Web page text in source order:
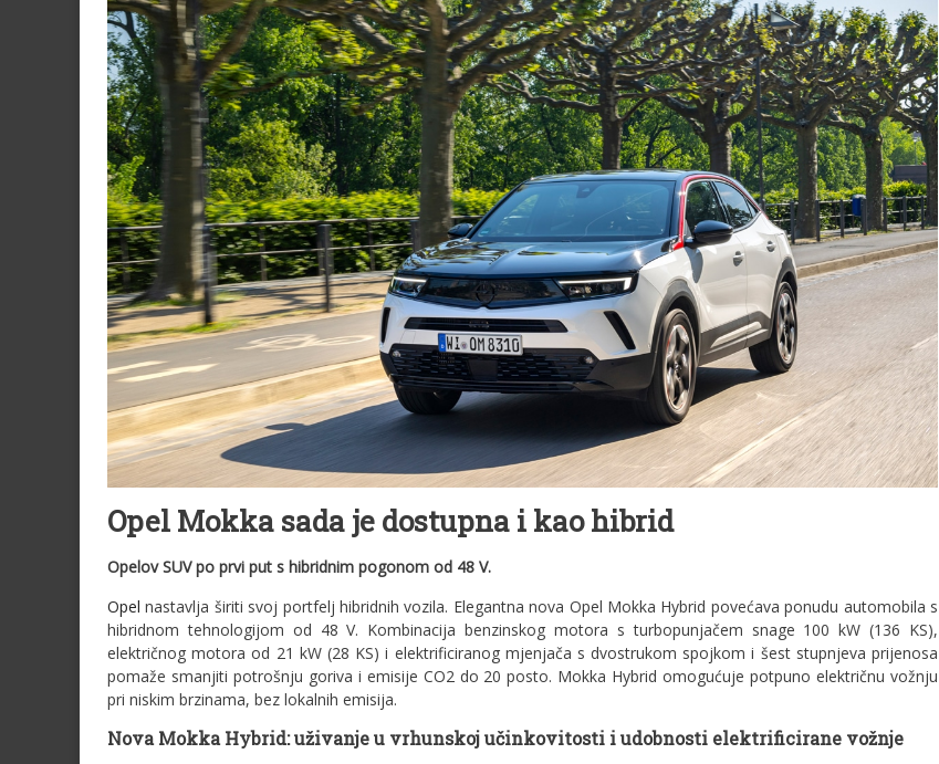
Opel Mokka sada je dostupna i kao hibrid
Opelov SUV po prvi put s hibridnim pogonom od 48 V.
Opel nastavlja širiti svoj portfelj hibridnih vozila. Elegantna nova Opel Mokka Hybrid povećava ponudu automobila s
hibridnom tehnologijom od 48 V. Kombinacija benzinskog motora s turbopunjačem snage 100 kW (136 KS),
električnog motora od 21 kW (28 KS) i elektrificiranog mjenjača s dvostrukom spojkom i šest stupnjeva prijenosa
pomaže smanjiti potrošnju goriva i emisije CO2 do 20 posto. Mokka Hybrid omogućuje potpuno električnu vožnju
pri niskim brzinama, bez lokalnih emisija.
Nova Mokka Hybrid: uživanje u vrhunskoj učinkovitosti i udobnosti elektrificirane vožnje